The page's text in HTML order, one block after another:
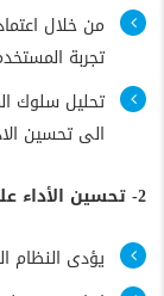
من خلال
تجربة
تحليل سلوك
الى تحسين
2- تحسين الأداء على الهواتف
يؤدى النظام